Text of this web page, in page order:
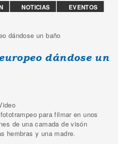
NOTICIAS
EVENTOS
aquí
dándose un baño
dándose un
para filmar en unos
de una camada de visón
hembras y una madre.